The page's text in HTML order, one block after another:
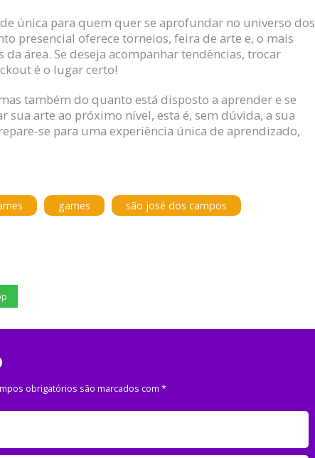
única para quem quer se aprofundar no universo dos
presencial oferece torneios, feira de arte e, o mais
área. Se deseja acompanhar tendências, trocar
é o lugar certo!
também do quanto está disposto a aprender e se
sua arte ao próximo nível, esta é, sem dúvida, a sua
se para uma experiência única de aprendizado,
games
são josé dos campos
obrigatórios são marcados com *